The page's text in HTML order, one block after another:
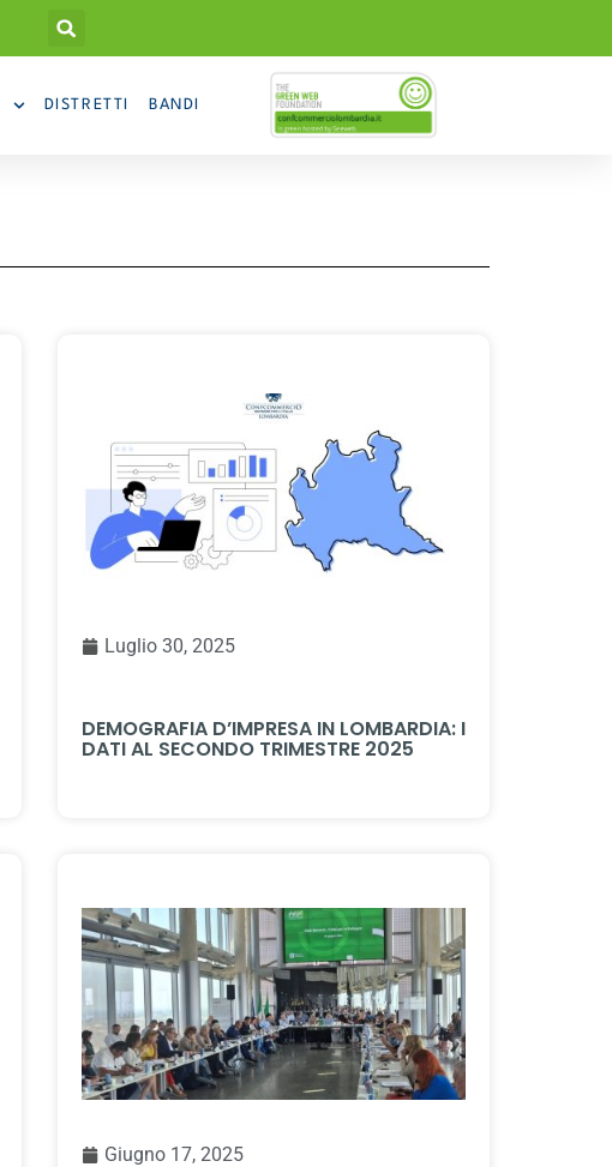
DISTRETTI BANDI
Luglio 30, 2025
DEMOGRAFIA D’IMPRESA IN LOMBARDIA: I
DATI AL SECONDO TRIMESTRE 2025
Giugno 17, 2025